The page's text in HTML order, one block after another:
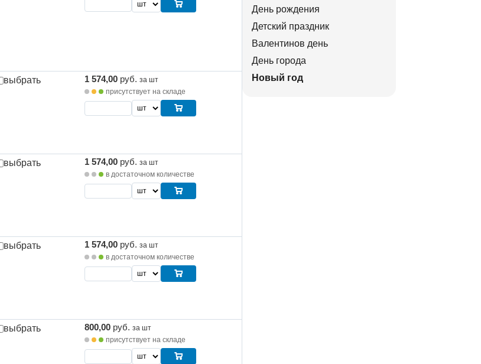
выбрать 1 574,00 руб. за шт
присутствует на складе
выбрать 1 574,00 руб. за шт
в достаточном количестве
выбрать 1 574,00 руб. за шт
в достаточном количестве
выбрать 800,00 руб. за шт
присутствует на складе
День рождения
Детский праздник
Валентинов день
День города
Новый год